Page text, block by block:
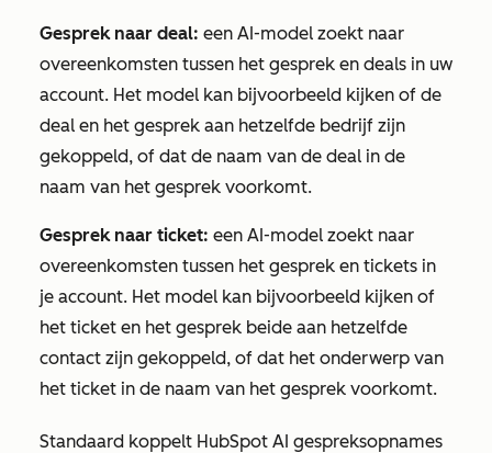
Gesprek naar deal: een AI-model zoekt naar
overeenkomsten tussen het gesprek en deals in uw
account. Het model kan bijvoorbeeld kijken of de
deal en het gesprek aan hetzelfde bedrijf zijn
gekoppeld, of dat de naam van de deal in de
naam van het gesprek voorkomt.
Gesprek naar ticket: een AI-model zoekt naar
overeenkomsten tussen het gesprek en tickets in
je account. Het model kan bijvoorbeeld kijken of
het ticket en het gesprek beide aan hetzelfde
contact zijn gekoppeld, of dat het onderwerp van
het ticket in de naam van het gesprek voorkomt.
Standaard koppelt HubSpot AI gespreksopnames